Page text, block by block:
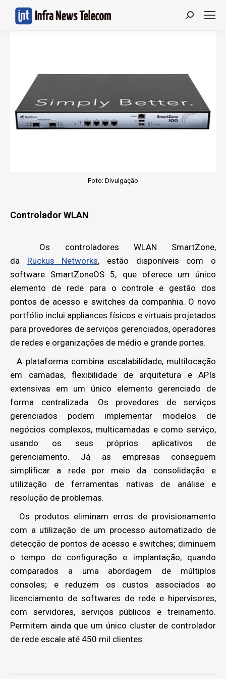
Search:
Foto: Divulgação
Controlador WLAN
Os controladores WLAN SmartZone,
da Ruckus Networks, estão disponíveis com o
software SmartZoneOS 5, que oferece um único
elemento de rede para o controle e gestão dos
pontos de acesso e switches da companhia. O novo
portfólio inclui appliances físicos e virtuais projetados
para provedores de serviços gerenciados, operadores
de redes e organizações de médio e grande portes.
A plataforma combina escalabilidade, multilocação
em camadas, flexibilidade de arquitetura e APIs
extensivas em um único elemento gerenciado de
forma centralizada. Os provedores de serviços
gerenciados podem implementar modelos de
negócios complexos, multicamadas e como serviço,
usando os seus próprios aplicativos de
gerenciamento. Já as empresas conseguem
simplificar a rede por meio da consolidação e
utilização de ferramentas nativas de análise e
resolução de problemas.
Os produtos eliminam erros de provisionamento
com a utilização de um processo automatizado de
detecção de pontos de acesso e switches; diminuem
o tempo de configuração e implantação, quando
comparados a uma abordagem de múltiplos
consoles; e reduzem os custos associados ao
licenciamento de softwares de rede e hipervisores,
com servidores, serviços públicos e treinamento.
Permitem ainda que um único cluster de controlador
de rede escale até 450 mil clientes.